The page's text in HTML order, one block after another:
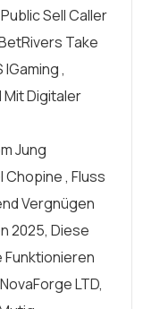
Sell Caller
Take
,
Mit Digitaler
Jung
Chopine , Fluss
Vergnügen
2025, Diese
Funktionieren
LTD,